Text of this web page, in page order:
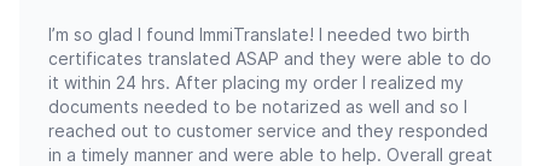
I’m so glad I found ImmiTranslate! I needed two birth
certificates translated ASAP and they were able to do
it within 24 hrs. After placing my order I realized my
documents needed to be notarized as well and so I
reached out to customer service and they responded
in a timely manner and were able to help. Overall great